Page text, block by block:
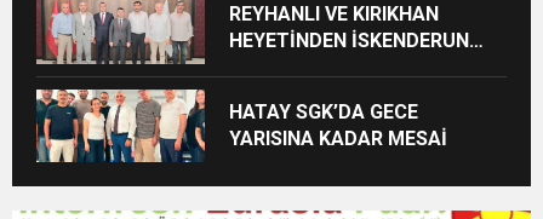
REYHANLI VE KIRIKHAN
HEYETİNDEN İSKENDERUN
HATAY SGK’DA GECE
YARISINA KADAR MESAİ